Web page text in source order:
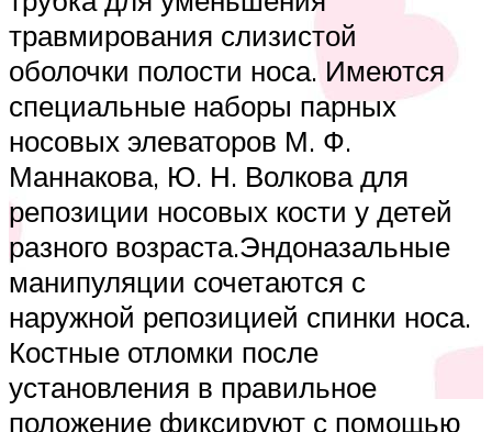
травмирования слизистой
оболочки полости носа. Имеются
специальные наборы парных
носовых элеваторов М. Ф.
Маннакова, Ю. Н. Волкова для
репозиции носовых кости у детей
разного возраста.Эндоназальные
манипуляции сочетаются с
наружной репозицией спинки носа.
Костные отломки после
установления в правильное
положение фиксируют с помощью